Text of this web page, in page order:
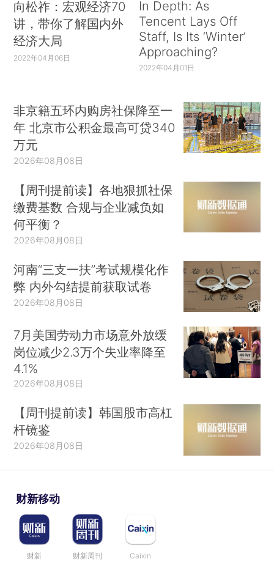
向松祚：宏观经济70
讲，带你了解国内外
经济大局
2022年04月06日
In Depth: As
Tencent Lays Off
Staff, Is Its ‘Winter’
Approaching?
2022年04月01日
非京籍五环内购房社保降至一
年 北京市公积金最高可贷340
万元
2026年08月08日
【周刊提前读】各地狠抓社保
缴费基数 合规与企业减负如
何平衡？
2026年08月08日
河南“三支一扶”考试规模化作
弊 内外勾结提前获取试卷
2026年08月08日
7月美国劳动力市场意外放缓
岗位减少2.3万个失业率降至
4.1%
2026年08月08日
【周刊提前读】韩国股市高杠
杆镜鉴
2026年08月08日
财新移动
财新 财新周刊 Caixin